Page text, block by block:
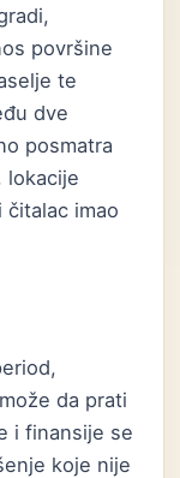
površine
te
dve
posmatra
lokacije
čitalac imao
da prati
i finansije se
koje nije